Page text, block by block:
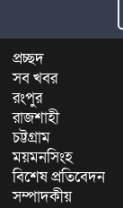
প্রচ্ছদ
সব খবর
রংপুর
রাজশাহী
চট্টগ্রাম
ময়মনসিংহ
বিশেষ প্রতিবেদন
সম্পাদকীয়